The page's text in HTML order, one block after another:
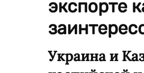
экспорте
Украина и